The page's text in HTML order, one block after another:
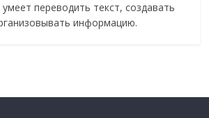
переводить текст, создавать
информацию.